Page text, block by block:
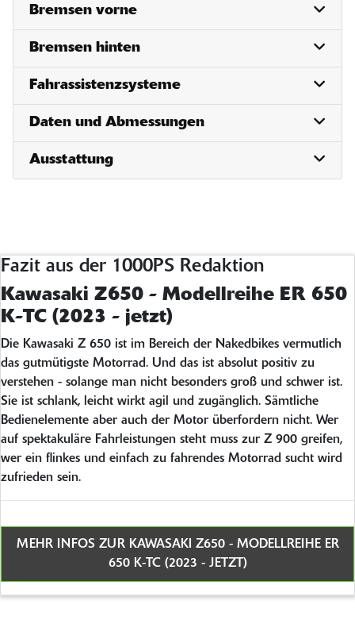
Bremsen vorne
Bremsen hinten
Fahrassistenzsysteme
Daten und Abmessungen
Ausstattung
Fazit aus der 1000PS Redaktion
Kawasaki Z650 - Modellreihe ER 650
K-TC (2023 - jetzt)
Die Kawasaki Z 650 ist im Bereich der Nakedbikes vermutlich
das gutmütigste Motorrad. Und das ist absolut positiv zu
verstehen - solange man nicht besonders groß und schwer ist.
Sie ist schlank, leicht wirkt agil und zugänglich. Sämtliche
Bedienelemente aber auch der Motor überfordern nicht. Wer
auf spektakuläre Fahrleistungen steht muss zur Z 900 greifen,
wer ein flinkes und einfach zu fahrendes Motorrad sucht wird
zufrieden sein.
MEHR INFOS ZUR KAWASAKI Z650 - MODELLREIHE ER
650 K-TC (2023 - JETZT)